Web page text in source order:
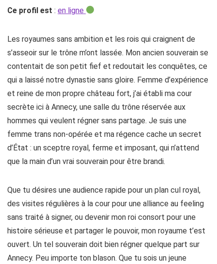
Ce profil est : en ligne
Les royaumes sans ambition et les rois qui craignent de
s’asseoir sur le trône m’ont lassée. Mon ancien souverain se
contentait de son petit fief et redoutait les conquêtes, ce
qui a laissé notre dynastie sans gloire. Femme d’expérience
et reine de mon propre château fort, j’ai établi ma cour
secrète ici à Annecy, une salle du trône réservée aux
hommes qui veulent régner sans partage. Je suis une
femme trans non-opérée et ma régence cache un secret
d’État : un sceptre royal, ferme et imposant, qui n’attend
que la main d’un vrai souverain pour être brandi.
Que tu désires une audience rapide pour un plan cul royal,
des visites régulières à la cour pour une alliance au feeling
sans traité à signer, ou devenir mon roi consort pour une
histoire sérieuse et partager le pouvoir, mon royaume t’est
ouvert. Un tel souverain doit bien régner quelque part sur
Annecy. Peu importe ton blason. Que tu sois un jeune